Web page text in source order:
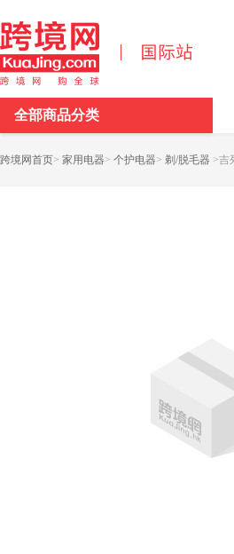
全部商品分类
跨境网首页> 家用电器> 个护电器> 剃/脱毛器 >吉